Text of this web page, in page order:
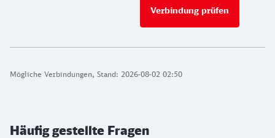
Mögliche Verbindungen, Stand: 2026-08-02 02:50
Verbindung prüfen
Häufig gestellte Fragen